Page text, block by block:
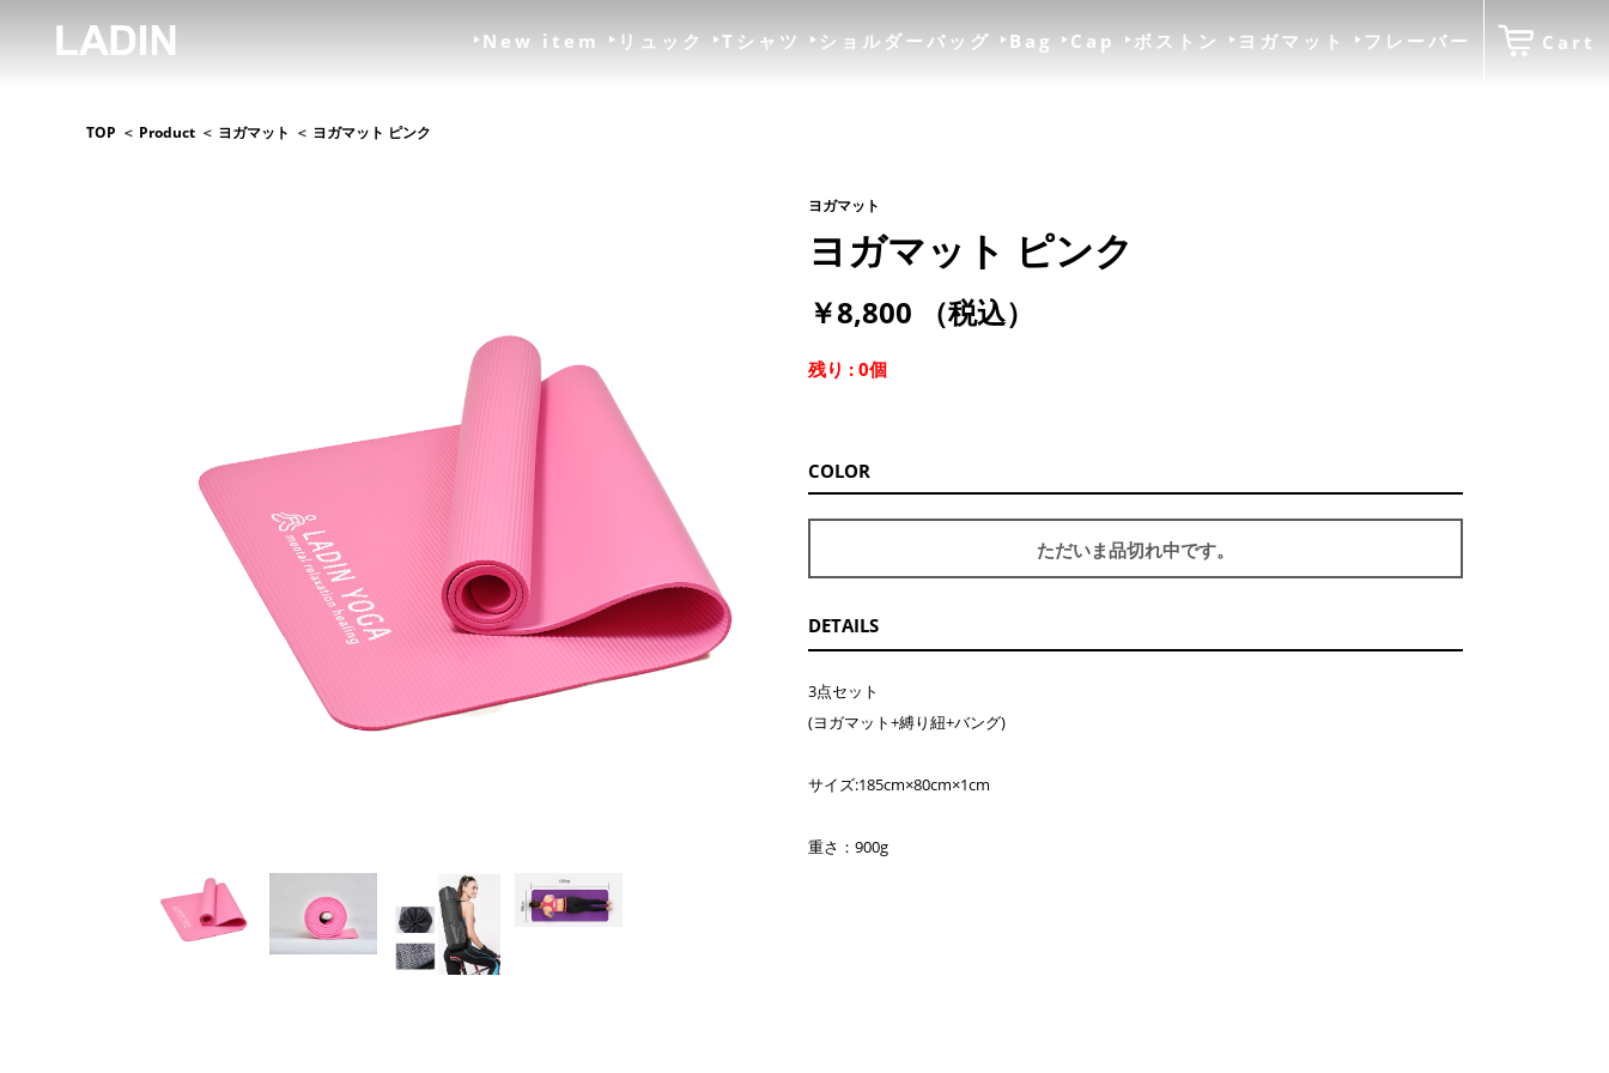
New item リュック Tシャツ ショルダーバッグ Bag Cap ボストン ヨガマット フレーバー Cart
TOP Product ヨガマット ヨガマット ピンク
ヨガマット
ヨガマット ピンク
￥8,800 （税込）
残り : 0個
COLOR
ただいま品切れ中です。
カートへ進む
DETAILS
3点セット
(ヨガマット+縛り紐+バング)
サイズ:185cm×80cm×1cm
重さ：900g